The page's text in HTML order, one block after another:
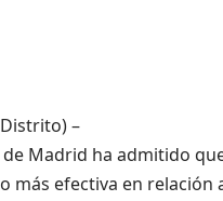
–
Madrid ha admitido
más efectiva en